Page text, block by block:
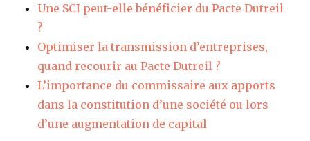
Une SCI peut-elle bénéficier du Pacte Dutreil
?
Optimiser la transmission d’entreprises,
quand recourir au Pacte Dutreil ?
L’importance du commissaire aux apports
dans la constitution d’une société ou lors
d’une augmentation de capital